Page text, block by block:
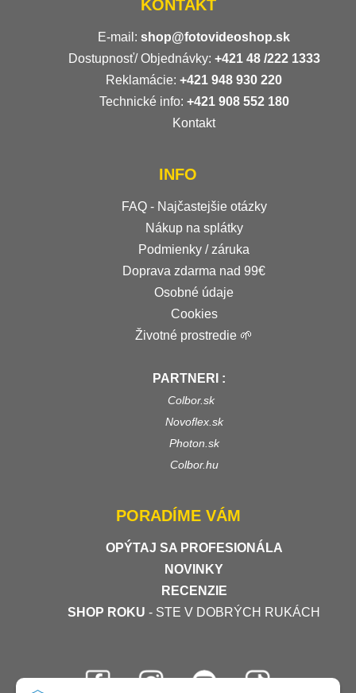
KONTAKT
E-mail: shop@fotovideoshop.sk
Dostupnosť/ Objednávky: +421 48 /222 1333
Reklamácie: +421 948 930 220
Technické info: +421 908 552 180
Kontakt
INFO
FAQ - Najčastejšie otázky
Nákup na splátky
Podmienky / záruka
Doprava zdarma nad 99€
Osobné údaje
Cookies
Životné prostredie 🌱
PARTNERI :
Colbor.sk
Novoflex.sk
Photon.sk
Colbor.hu
PORADÍME VÁM
OPÝTAJ SA PROFESIONÁLA
NOVINKY
RECENZIE
SHOP ROKU - STE V DOBRÝCH RUKÁCH